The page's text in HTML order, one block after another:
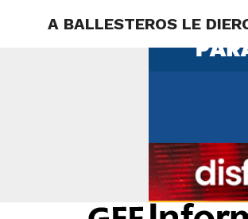
A BALLESTEROS LE